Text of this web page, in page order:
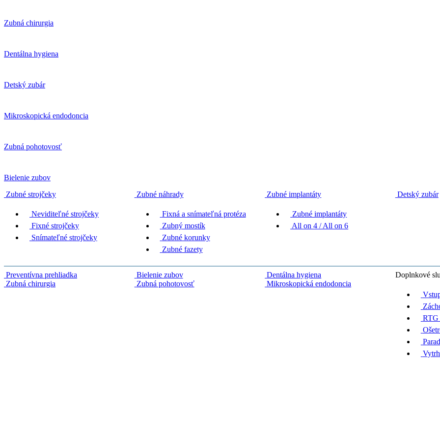
Zubná chirurgia
Dentálna hygiena
Detský zubár
Mikroskopická endodoncia
Zubná pohotovosť
Bielenie zubov
Zubné strojčeky
Neviditeľné strojčeky
Fixné strojčeky
Snímateľné strojčeky
Zubné náhrady
Fixná a snímateľná protéza
Zubný mostík
Zubné korunky
Zubné fazety
Zubné implantáty
Zubné implantáty
All on 4 / All on 6
Detský zubár
Preventívna prehliadka
Zubná chirurgia
Bielenie zubov
Zubná pohotovosť
Dentálna hygiena
Mikroskopická endodoncia
Doplnkové
RTG